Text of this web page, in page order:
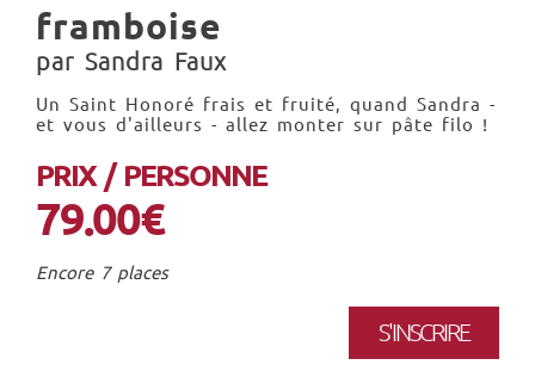
framboise
par Sandra Faux
Un Saint Honoré frais et fruité, quand Sandra -
et vous d'ailleurs - allez monter sur pâte filo !
PRIX / PERSONNE
79.00€
Encore 7 places
S'INSCRIRE